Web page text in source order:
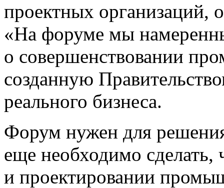
проектных организаций,
«На форуме мы
о совершенствовании
созданную
реального бизнеса.
Форум нужен для решения
еще необходимо сделать,
и проектировании